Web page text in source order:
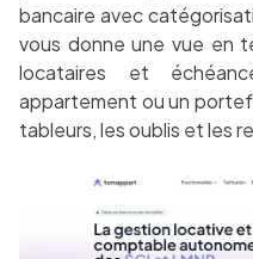
bancaire avec
vous donne une vue en
locataires et
appartement ou un
tableurs, les oublis et les